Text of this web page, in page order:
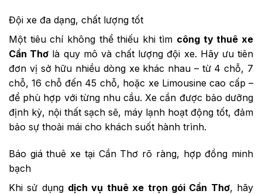
Đội xe đa dạng, chất lượng tốt
Một tiêu chí không thể thiếu khi tìm công ty thuê xe
Cần Thơ là quy mô và chất lượng đội xe. Hãy ưu tiên
đơn vị sở hữu nhiều dòng xe khác nhau – từ 4 chỗ, 7
chỗ, 16 chỗ đến 45 chỗ, hoặc xe Limousine cao cấp –
để phù hợp với từng nhu cầu. Xe cần được bảo dưỡng
định kỳ, nội thất sạch sẽ, máy lạnh hoạt động tốt, đảm
bảo sự thoải mái cho khách suốt hành trình.
Báo giá thuê xe tại Cần Thơ rõ ràng, hợp đồng minh
bạch
Khi sử dụng dịch vụ thuê xe trọn gói Cần Thơ, hãy